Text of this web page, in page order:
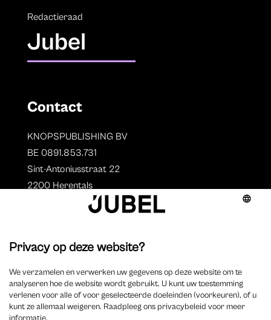
Redactieraad
Jubel
Contact
KNOPSPUBLISHING BV
BE 0891.853.731
Sint-Antoniusstraat 22
2200 Herentals
Auteurs
Overzicht auteurs
Auteur worden?